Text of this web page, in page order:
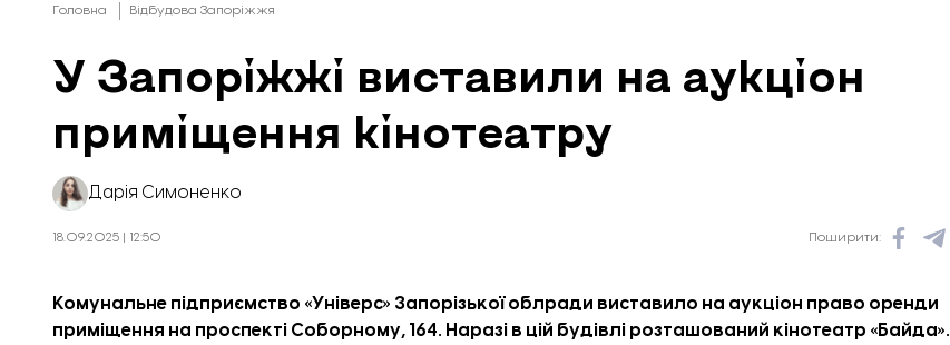
Головна Відбудова Запоріжжя
У Запоріжжі виставили на аукціон
приміщення кінотеатру
Дарія Симоненко
18.09.2025 | 12:50 Поширити:
Комунальне підприємство «Універс» Запорізької облради виставило на аукціон право оренди
приміщення на проспекті Соборному, 164. Наразі в цій будівлі розташований кінотеатр «Байда».